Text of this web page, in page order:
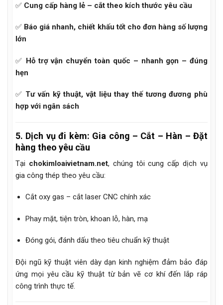
✅ Cung cấp hàng lẻ – cắt theo kích thước yêu cầu
✅ Báo giá nhanh, chiết khấu tốt cho đơn hàng số lượng
lớn
✅ Hỗ trợ vận chuyển toàn quốc – nhanh gọn – đúng
hẹn
✅ Tư vấn kỹ thuật, vật liệu thay thế tương đương phù
hợp với ngân sách
5. Dịch vụ đi kèm: Gia công – Cắt – Hàn – Đặt
hàng theo yêu cầu
Tại chokimloaivietnam.net, chúng tôi cung cấp dịch vụ
gia công thép theo yêu cầu:
Cắt oxy gas – cắt laser CNC chính xác
Phay mặt, tiện tròn, khoan lỗ, hàn, mạ
Đóng gói, đánh dấu theo tiêu chuẩn kỹ thuật
Đội ngũ kỹ thuật viên dày dạn kinh nghiệm đảm bảo đáp
ứng mọi yêu cầu kỹ thuật từ bản vẽ cơ khí đến lắp ráp
công trình thực tế.